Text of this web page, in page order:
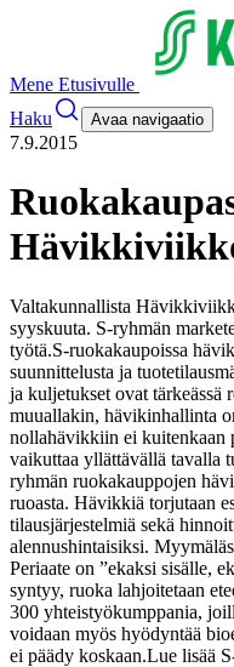
Mene Etusivulle
Haku
Avaa navigaatio
7.9.2015
Valtakunnallista
syyskuuta. S-ryhmän
työtä.S-ruokakaupoissa
suunnittelusta ja
ja kuljetukset ovat tärkeässä
muuallakin, hävikinhallinta
nollahävikkiin ei kuitenkaan
vaikuttaa yllättävällä tavalla
ryhmän ruokakauppojen
ruoasta. Hävikkiä torjutaan
tilausjärjestelmiä sekä
alennushintaisiksi.
Periaate on ”ekaksi sisälle,
syntyy, ruoka lahjoitetaan
300 yhteistyökumppania,
voidaan myös hyödyntää
ei päädy koskaan.Lue lisää